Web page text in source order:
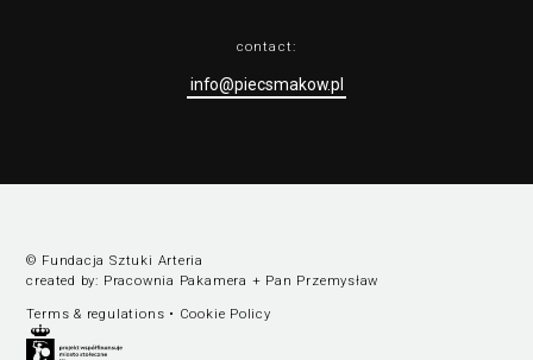
contact:
info@piecsmakow.pl
© Fundacja Sztuki Arteria
created by: Pracownia Pakamera + Pan Przemysław
Terms & regulations • Cookie Policy